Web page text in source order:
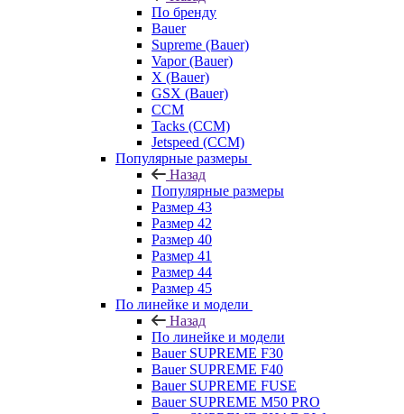
По бренду
Bauer
Supreme (Bauer)
Vapor (Bauer)
X (Bauer)
GSX (Bauer)
CCM
Tacks (CCM)
Jetspeed (CCM)
Популярные размеры
Назад
Популярные размеры
Размер 43
Размер 42
Размер 40
Размер 41
Размер 44
Размер 45
По линейке и модели
Назад
По линейке и модели
Bauer SUPREME F30
Bauer SUPREME F40
Bauer SUPREME FUSE
Bauer SUPREME M50 PRO